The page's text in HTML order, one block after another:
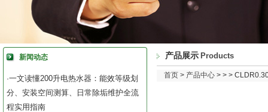
新闻动态
·一文读懂200升电热水器：能效等级划
分、安装空间测算、日常除垢维护全流
程实用指南
产品展示 Products
首页 > 产品中心 > > >